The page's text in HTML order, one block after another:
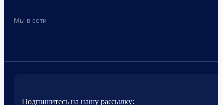
Мы в сети
Подпишитесь на нашу рассылку: